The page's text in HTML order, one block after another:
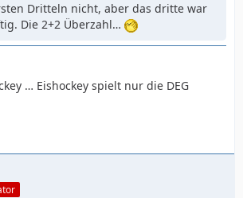
Dritteln nicht, aber das dritte war
Die 2+2 Überzahl…
… Eishockey spielt nur die DEG